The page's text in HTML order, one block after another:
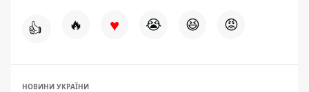
👍 🔥 ♥ 😭 😆 😡
НОВИНИ УКРАЇНИ